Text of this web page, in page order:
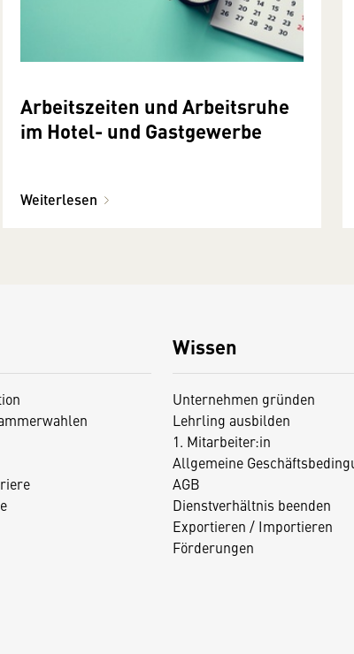
Arbeitszeiten und Arbeitsruhe
im Hotel- und Gastgewerbe
Weiterlesen
Wissen
Unternehmen gründen
Lehrling ausbilden
1. Mitarbeiter:in
Allgemeine
AGB
Dienstverhältnis beenden
Exportieren / Importieren
Förderungen